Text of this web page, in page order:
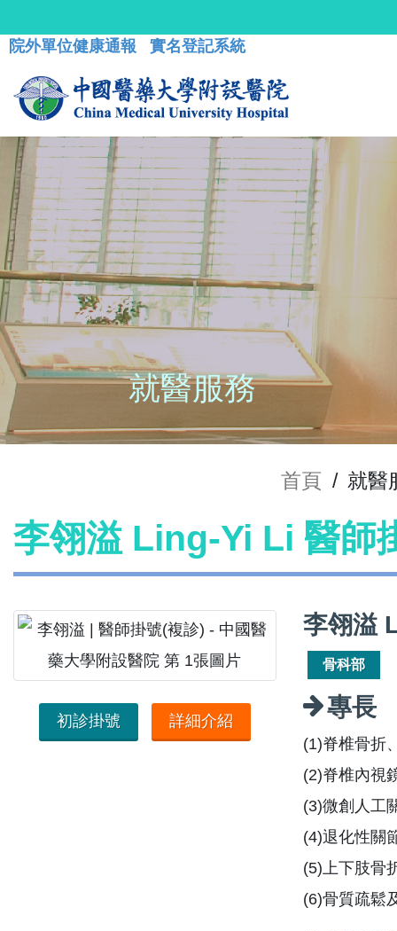
院外單位健康通報 實名登記系統
就醫服務
首頁 / 就醫
李翎溢 Ling-Yi Li 醫師
初診掛號 詳細介紹
李翎溢
骨科部
專長
(1)脊椎骨折
(2)脊椎內視
(3)微創人工
(4)退化性關
(5)上下肢骨
(6)骨質疏鬆